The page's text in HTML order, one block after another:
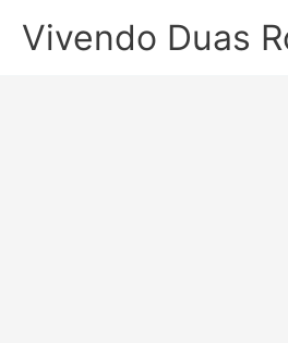
paraVivendo Duas